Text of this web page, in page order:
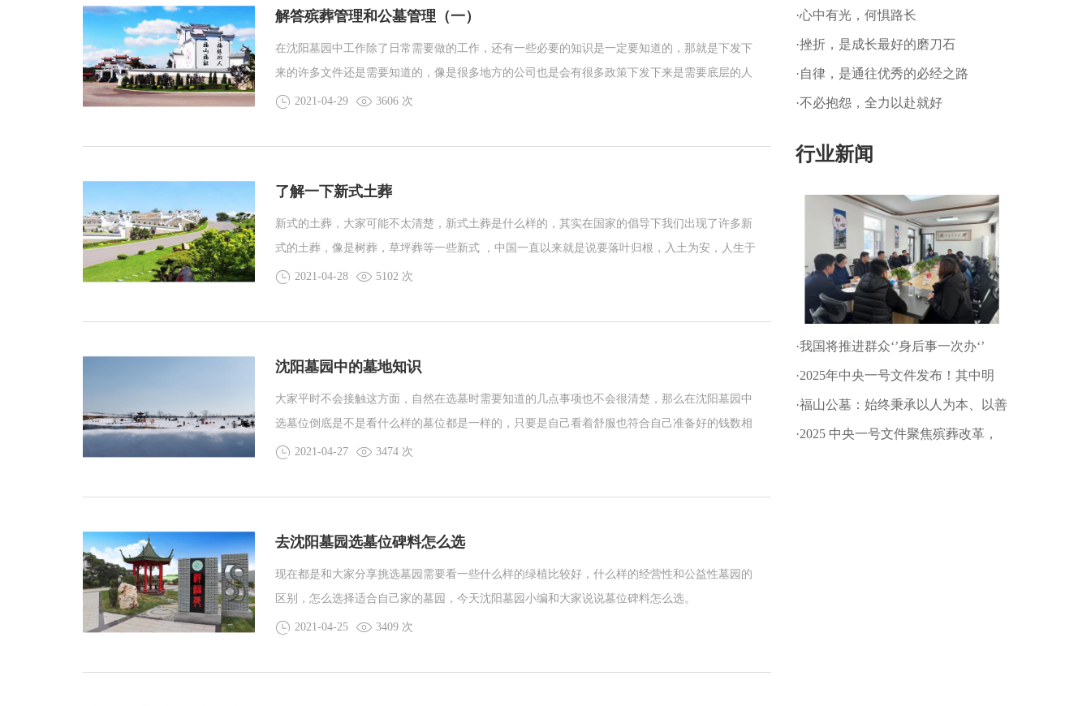
解答殡葬管理和公墓管理（一）
在沈阳墓园中工作除了日常需要做的工作，还有一些必要的知识是一定要知道的，那就是下发下
来的许多文件还是需要知道的，像是很多地方的公司也是会有很多政策下发下来是需要底层的人
员知道的，还有必不可少的就是国家及所在省市下发的文件更是要知道，今天沈阳墓园小编来和
2021-04-29 3606 次
了解一下新式土葬
新式的土葬，大家可能不太清楚，新式土葬是什么样的，其实在国家的倡导下我们出现了许多新
式的土葬，像是树葬，草坪葬等一些新式 ，中国一直以来就是说要落叶归根，入土为安，人生于
自然又归于自然。这便是我们一直传承下来的思想，通过现在的科技，人去世后需要火化，这也
比较多，毕竟国家现在已经开始实施，不允许像古代时老人逝世后直接埋葬在山边了。
2021-04-28 5102 次
沈阳墓园中的墓地知识
大家平时不会接触这方面，自然在选墓时需要知道的几点事项也不会很清楚，那么在沈阳墓园中
选墓位倒底是不是看什么样的墓位都是一样的，只要是自己看着舒服也符合自己准备好的钱数相
差不了多少就行，还是说向古代皇帝选陵寝一样，需要各地 寻找师傅测算，需要翻山越岭走到很
识。
2021-04-27 3474 次
去沈阳墓园选墓位碑料怎么选
现在都是和大家分享挑选墓园需要看一些什么样的绿植比较好，什么样的经营性和公益性墓园的
区别，怎么选择适合自己家的墓园，今天沈阳墓园小编和大家说说墓位碑料怎么选。
2021-04-25 3409 次
·心中有光，何惧路长
·挫折，是成长最好的磨刀石
·自律，是通往优秀的必经之路
·不必抱怨，全力以赴就好
行业新闻
·我国将推进群众‘’身后事一次办‘’
·2025年中央一号文件发布！其中明
确：深化殡葬改革
·福山公墓：始终秉承以人为本、以善
为根的企业文化理念!
·2025 中央一号文件聚焦殡葬改革，